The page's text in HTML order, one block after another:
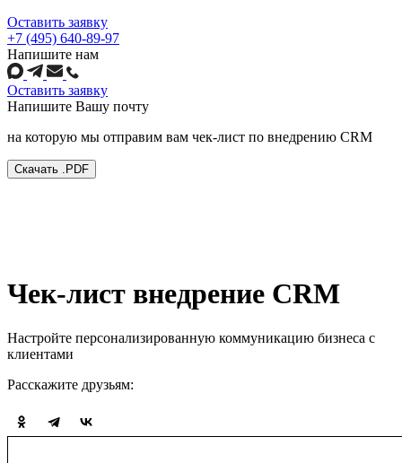
Оставить заявку
+7 (495) 640-89-97
Напишите нам
Оставить заявку
Напишите Вашу почту
на которую мы отправим вам чек-лист по внедрению CRM
Скачать .PDF
Чек-лист внедрение CRM
Настройте персонализированную коммуникацию бизнеса с
клиентами
Расскажите друзьям: